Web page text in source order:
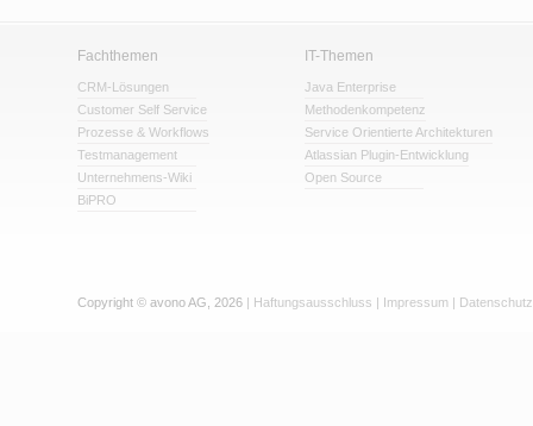
Fachthemen
CRM-Lösungen
Customer Self Service
Prozesse & Workflows
Testmanagement
Unternehmens-Wiki
BiPRO
IT-Themen
Java Enterprise
Methodenkompetenz
Service Orientierte Architekturen
Atlassian Plugin-Entwicklung
Open Source
Copyright © avono AG, 2026 | Haftungsausschluss | Impressum | Datenschutz